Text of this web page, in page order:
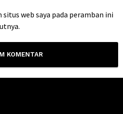
web saya pada peramban ini